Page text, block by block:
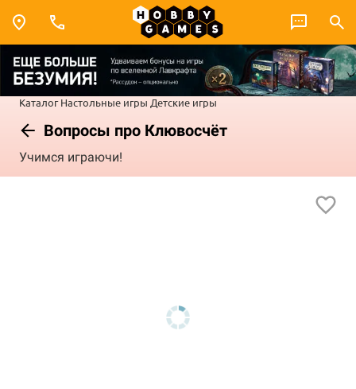
Каталог Настольные игры Детские игры
Вопросы про Клювосчёт
Учимся играючи!